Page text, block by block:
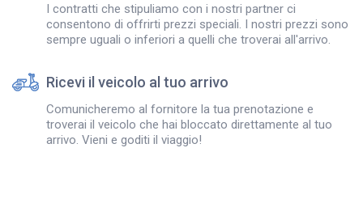
I contratti che stipuliamo con i nostri partner ci
consentono di offrirti prezzi speciali. I nostri prezzi sono
sempre uguali o inferiori a quelli che troverai all'arrivo.
Ricevi il veicolo al tuo arrivo
Comunicheremo al fornitore la tua prenotazione e
troverai il veicolo che hai bloccato direttamente al tuo
arrivo. Vieni e goditi il viaggio!